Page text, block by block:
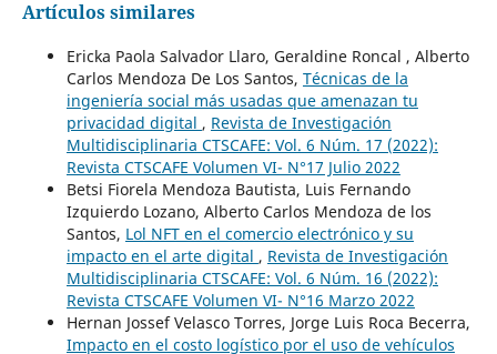
Artículos similares
Ericka Paola Salvador Llaro, Geraldine Roncal , Alberto
Carlos Mendoza De Los Santos, Técnicas de la
ingeniería social más usadas que amenazan tu
privacidad digital , Revista de Investigación
Multidisciplinaria CTSCAFE: Vol. 6 Núm. 17 (2022):
Revista CTSCAFE Volumen VI- N°17 Julio 2022
Betsi Fiorela Mendoza Bautista, Luis Fernando
Izquierdo Lozano, Alberto Carlos Mendoza de los
Santos, Lol NFT en el comercio electrónico y su
impacto en el arte digital , Revista de Investigación
Multidisciplinaria CTSCAFE: Vol. 6 Núm. 16 (2022):
Revista CTSCAFE Volumen VI- N°16 Marzo 2022
Hernan Jossef Velasco Torres, Jorge Luis Roca Becerra,
Impacto en el costo logístico por el uso de vehículos